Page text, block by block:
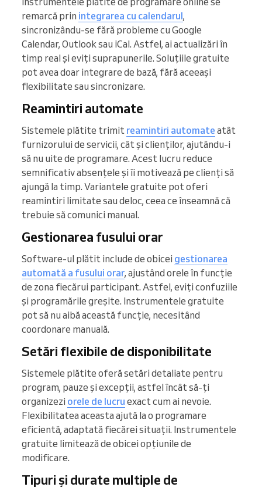
remarcă prin integrarea cu calendarul,
sincronizându-se fără probleme cu Google
Calendar, Outlook sau iCal. Astfel, ai actualizări în
timp real și eviți suprapunerile. Soluțiile gratuite
pot avea doar integrare de bază, fără aceeași
flexibilitate sau sincronizare.
Reamintiri automate
Sistemele plătite trimit reamintiri automate atât
furnizorului de servicii, cât și clienților, ajutându-i
să nu uite de programare. Acest lucru reduce
semnificativ absențele și îi motivează pe clienți să
ajungă la timp. Variantele gratuite pot oferi
reamintiri limitate sau deloc, ceea ce înseamnă că
trebuie să comunici manual.
Gestionarea fusului orar
Software-ul plătit include de obicei gestionarea
automată a fusului orar, ajustând orele în funcție
de zona fiecărui participant. Astfel, eviți confuziile
și programările greșite. Instrumentele gratuite
pot să nu aibă această funcție, necesitând
coordonare manuală.
Setări flexibile de disponibilitate
Sistemele plătite oferă setări detaliate pentru
program, pauze și excepții, astfel încât să-ți
organizezi orele de lucru exact cum ai nevoie.
Flexibilitatea aceasta ajută la o programare
eficientă, adaptată fiecărei situații. Instrumentele
gratuite limitează de obicei opțiunile de
modificare.
Tipuri și durate multiple de